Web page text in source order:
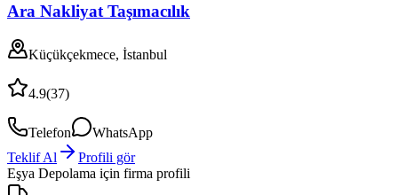
Ara Nakliyat Taşımacılık
Küçükçekmece, İstanbul
4.9(37)
Telefon
WhatsApp
Teklif Al
Profili gör
Eşya Depolama için firma profili